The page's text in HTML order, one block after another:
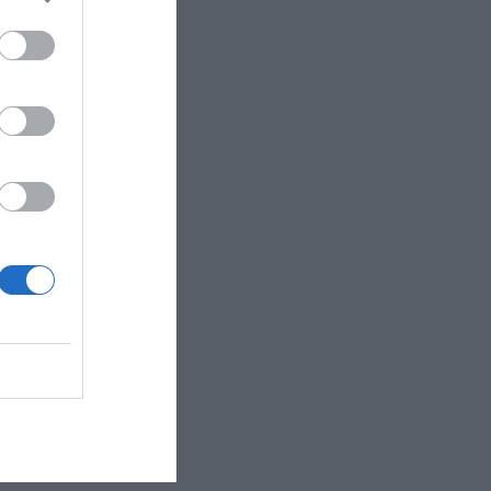
di Puolo e a ..."
dalla cit..."
shopping e dai..."
vicino all’Osp..."
soli 10 minuti dall'U..."